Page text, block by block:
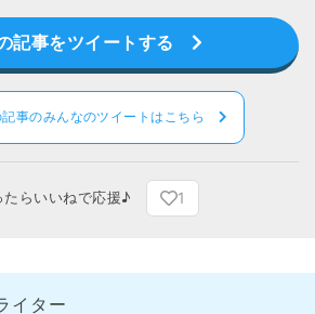
事をツイートする
記事のみんなのツイートはこちら
たらいいねで応援♪ 1
イター